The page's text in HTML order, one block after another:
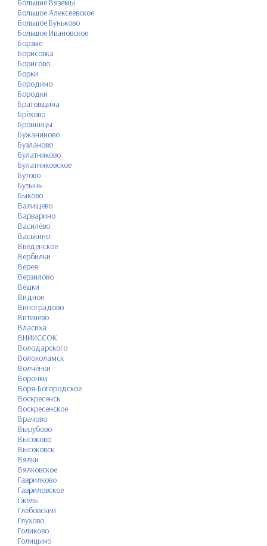
Большие Вязёмы
Большое Алексеевское
Большое Буньково
Большое Ивановское
Борзые
Борисовка
Борисово
Борки
Бородино
Бородки
Братовщина
Брёхово
Бронницы
Бужаниново
Бузланово
Булатниково
Булатниковское
Бутово
Бутынь
Быково
Валищево
Варварино
Василёво
Васькино
Введенское
Вербилки
Верея
Верзилово
Вёшки
Видное
Виноградово
Витенево
Власиха
ВНИИССОК
Володарского
Волоколамск
Волчёнки
Воронки
Воря-Богородское
Воскресенск
Воскресенское
Врачово
Вырубово
Высоково
Высоковск
Вялки
Вялковское
Гаврилково
Гавриловское
Гжель
Глебовский
Глухово
Голиково
Голицыно